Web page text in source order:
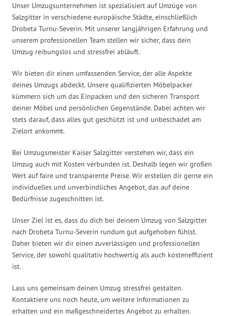
Unser Umzugsunternehmen ist spezialisiert auf Umzüge von
Salzgitter in verschiedene europäische Städte, einschließlich
Drobeta Turnu-Severin. Mit unserer langjährigen Erfahrung und
unserem professionellen Team stellen wir sicher, dass dein
Umzug reibungslos und stressfrei abläuft.
Wir bieten dir einen umfassenden Service, der alle Aspekte
deines Umzugs abdeckt. Unsere qualifizierten Möbelpacker
kümmern sich um das Einpacken und den sicheren Transport
deiner Möbel und persönlichen Gegenstände. Dabei achten wir
stets darauf, dass alles gut geschützt ist und unbeschadet am
Zielort ankommt.
Bei Umzugsmeister Kaiser Salzgitter verstehen wir, dass ein
Umzug auch mit Kosten verbunden ist. Deshalb legen wir großen
Wert auf faire und transparente Preise. Wir erstellen dir gerne ein
individuelles und unverbindliches Angebot, das auf deine
Bedürfnisse zugeschnitten ist.
Unser Ziel ist es, dass du dich bei deinem Umzug von Salzgitter
nach Drobeta Turnu-Severin rundum gut aufgehoben fühlst.
Daher bieten wir dir einen zuverlässigen und professionellen
Service, der sowohl qualitativ hochwertig als auch kosteneffizient
ist.
Lass uns gemeinsam deinen Umzug stressfrei gestalten.
Kontaktiere uns noch heute, um weitere Informationen zu
erhalten und ein maßgeschneidertes Angebot zu erhalten.